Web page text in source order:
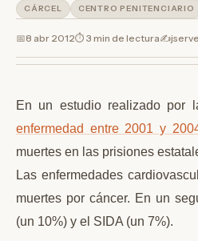
CÁRCEL CENTRO PENITENCIARIO
📅8 abr 2012⏱ 3 min de lectura✍️
En un estudio realizado por
enfermedad entre 2001 y
muertes en las prisiones
Las enfermedades
muertes por cáncer. En un
(un 10%) y el SIDA (un 7%).